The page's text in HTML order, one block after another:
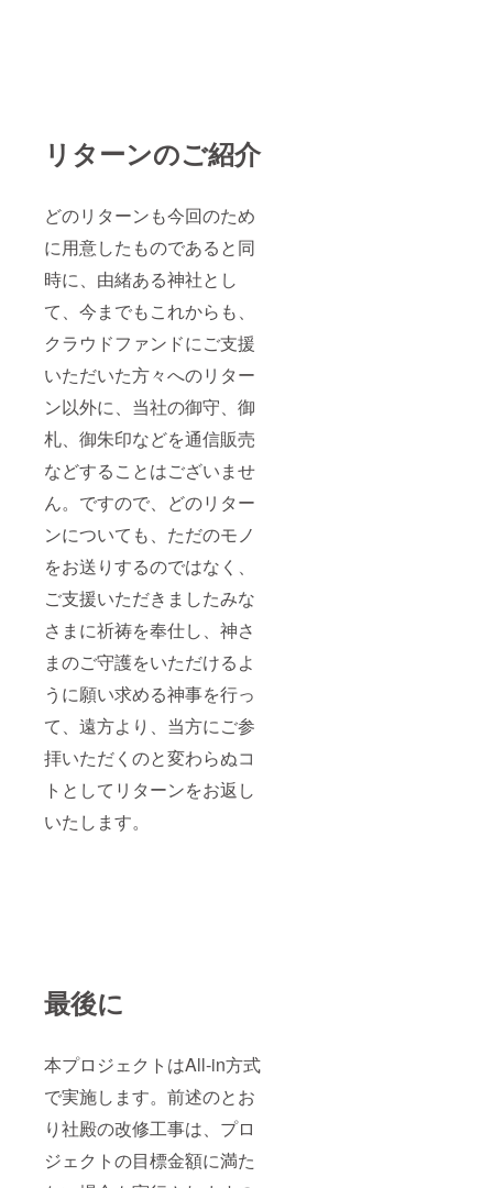
リターンのご紹介
どのリターンも今回のため
に用意したものであると同
時に、由緒ある神社とし
て、今までもこれからも、
クラウドファンドにご支援
いただいた方々へのリター
ン以外に、当社の御守、御
札、御朱印などを通信販売
などすることはございませ
ん。ですので、どのリター
ンについても、ただのモノ
をお送りするのではなく、
ご支援いただきましたみな
さまに祈祷を奉仕し、神さ
まのご守護をいただけるよ
うに願い求める神事を行っ
て、遠方より、当方にご参
拝いただくのと変わらぬコ
トとしてリターンをお返し
いたします。
最後に
本プロジェクトはAll-in方式
で実施します。前述のとお
り社殿の改修工事は、プロ
ジェクトの目標金額に満た